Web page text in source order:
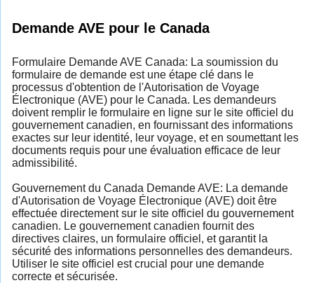
Demande AVE pour le Canada
Formulaire Demande AVE Canada: La soumission du
formulaire de demande est une étape clé dans le
processus d'obtention de l'Autorisation de Voyage
Électronique (AVE) pour le Canada. Les demandeurs
doivent remplir le formulaire en ligne sur le site officiel du
gouvernement canadien, en fournissant des informations
exactes sur leur identité, leur voyage, et en soumettant les
documents requis pour une évaluation efficace de leur
admissibilité.
Gouvernement du Canada Demande AVE: La demande
d'Autorisation de Voyage Électronique (AVE) doit être
effectuée directement sur le site officiel du gouvernement
canadien. Le gouvernement canadien fournit des
directives claires, un formulaire officiel, et garantit la
sécurité des informations personnelles des demandeurs.
Utiliser le site officiel est crucial pour une demande
correcte et sécurisée.